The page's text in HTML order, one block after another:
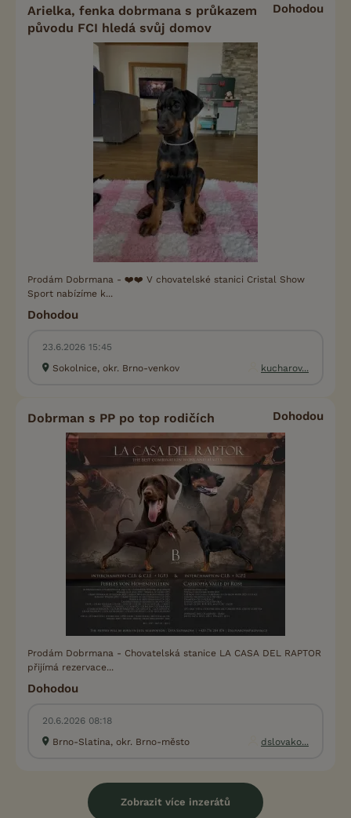
Arielka, fenka dobrmana s průkazem
původu FCI hledá svůj domov
Dohodou
Prodám Dobrmana - ❤️❤️ V chovatelské stanici Cristal Show
Sport nabízíme k...
Dohodou
23.6.2026 15:45
Sokolnice, okr. Brno-venkov
kucharov...
Dobrman s PP po top rodičích Dohodou
Prodám Dobrmana - Chovatelská stanice LA CASA DEL RAPTOR
přijímá rezervace...
Dohodou
20.6.2026 08:18
Brno-Slatina, okr. Brno-město
dslovako...
Zobrazit více inzerátů